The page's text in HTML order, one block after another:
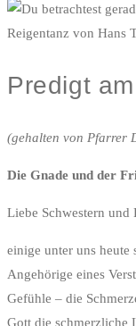
Reigentanz von Hans
Predigt
(gehalten von Pfarrer
Die Gnade und der
Liebe Schwestern und
einige unter uns heute
Angehörige eines
Gefühle – die
Gott die schmerzliche